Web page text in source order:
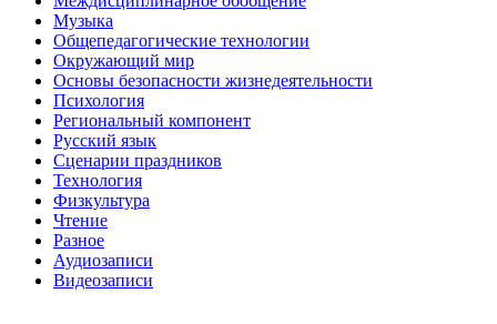
Музыка
Общепедагогические технологии
Окружающий мир
Основы безопасности жизнедеятельности
Психология
Региональный компонент
Русский язык
Сценарии праздников
Технология
Физкультура
Чтение
Разное
Аудиозаписи
Видеозаписи